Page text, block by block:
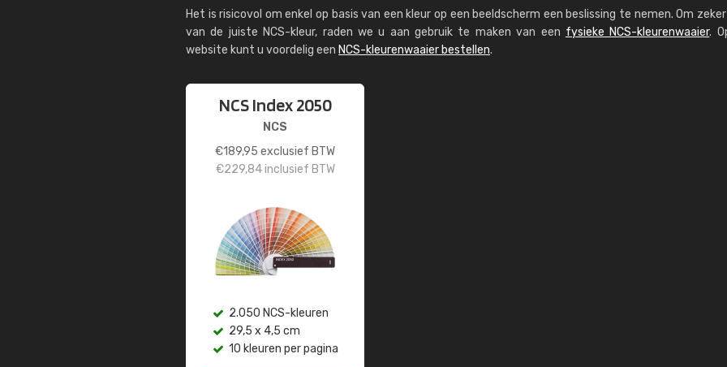
Het is risicovol om enkel op basis van een kleur op een beeldscherm een beslissing te nemen. Om
van de juiste NCS-kleur, raden we u aan gebruik te maken van een fysieke NCS-kleurenwaaier.
website kunt u voordelig een NCS-kleurenwaaier bestellen.
NCS Index 2050
NCS
€189,95 exclusief BTW
€229,84inclusief BTW
2.050 NCS-kleuren
29,5 x 4,5 cm
10 kleuren per pagina